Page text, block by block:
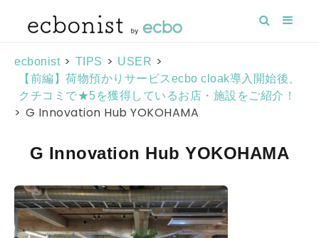
ecbonist > TIPS > USER >
【前編】荷物預かりサービスecbo cloak導入開始後、
クチコミで★5を獲得しているお店・施設をご紹介！
> G Innovation Hub YOKOHAMA
G Innovation Hub YOKOHAMA